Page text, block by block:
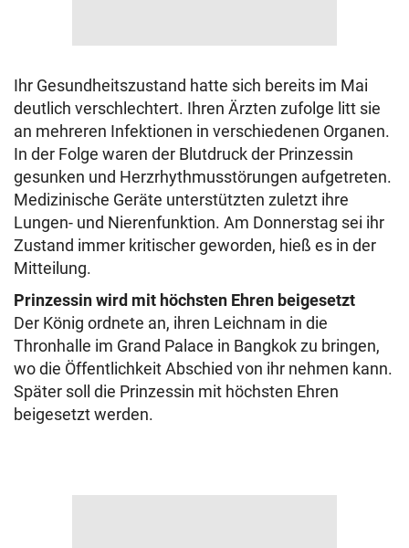
Ihr Gesundheitszustand hatte sich bereits im Mai
deutlich verschlechtert. Ihren Ärzten zufolge litt sie
an mehreren Infektionen in verschiedenen Organen.
In der Folge waren der Blutdruck der Prinzessin
gesunken und Herzrhythmusstörungen aufgetreten.
Medizinische Geräte unterstützten zuletzt ihre
Lungen- und Nierenfunktion. Am Donnerstag sei ihr
Zustand immer kritischer geworden, hieß es in der
Mitteilung.
Prinzessin wird mit höchsten Ehren beigesetzt
Der König ordnete an, ihren Leichnam in die
Thronhalle im Grand Palace in Bangkok zu bringen,
wo die Öffentlichkeit Abschied von ihr nehmen kann.
Später soll die Prinzessin mit höchsten Ehren
beigesetzt werden.